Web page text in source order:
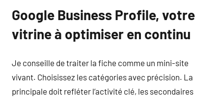
Google Business Profile, votre
vitrine à optimiser en continu
Je conseille de traiter la fiche comme un mini-site
vivant. Choisissez les catégories avec précision. La
principale doit refléter l’activité clé, les secondaires